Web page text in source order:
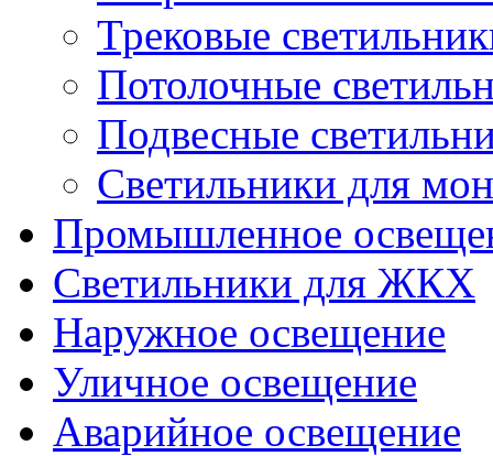
Трековые
Потолочные
Подвесные
Светильники для
Промышленное
Светильники для ЖКХ
Наружное освещение
Уличное освещение
Аварийное освещение